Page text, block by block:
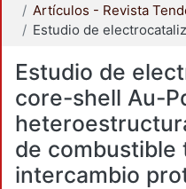
Estudio de
core-shell Au-
de combustible
intercambio